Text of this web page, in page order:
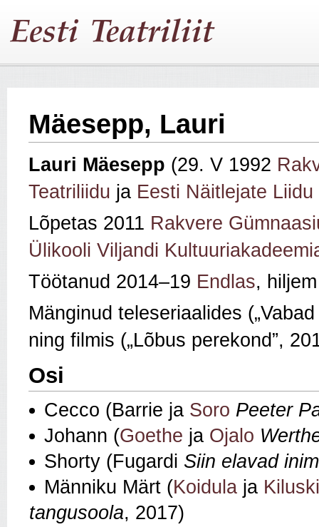
Mäesepp, Lauri
Lauri Mäesepp (29. V 1992
Teatriliidu ja Eesti Näitlejate Liidu
Lõpetas 2011 Rakvere
Ülikooli Viljandi
Töötanud 2014–19 Endlas,
Mänginud teleseriaalides
ning filmis („Lõbus perekond”,
Osi
Cecco (Barrie ja Soro Peeter
Johann (Goethe ja Ojalo
Shorty (Fugardi Siin elavad
Männiku Märt (Koidula ja Kiluski
tangusoola, 2017)